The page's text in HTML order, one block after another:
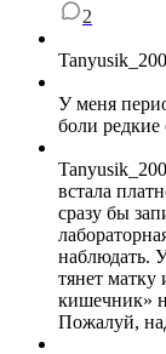
2
У меня
боли редкие
встала
сразу бы
наблюдать.
тянет
кишечник»
Пожалуй,